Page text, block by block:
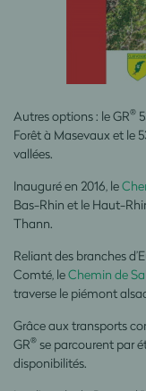
Autres options : le GR®
Forêt à Masevaux et le
vallées.
Inauguré en 2016, le
Bas-Rhin et le Haut-
Thann.
Reliant des branches
Comté, leChemin de
traverse le piémont
Grâce aux transports
GR® se parcourent par
disponibilités.